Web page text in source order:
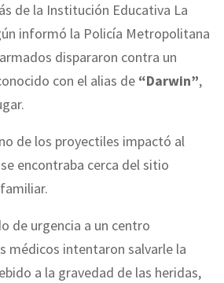
de la Institución Educativa La
informó la Policía Metropolitana
dispararon contra un
con el alias de “Darwin”,
de los proyectiles impactó al
encontraba cerca del sitio
de urgencia a un centro
médicos intentaron salvarle la
a la gravedad de las heridas,